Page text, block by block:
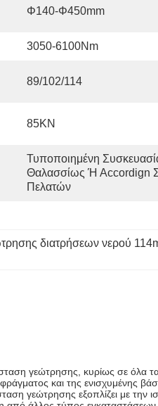
Φ140-Φ450mm
3050-6100Nm
89/102/114
85KN
Τυποποιημένη
Θαλασσίως Ή Accordign
Πελατών
διατρήσεων νερού
γεώτρησης, κυρίως σε όλα τα
και της ενισχυμένης
γεώτρησης εξοπλίζει με την